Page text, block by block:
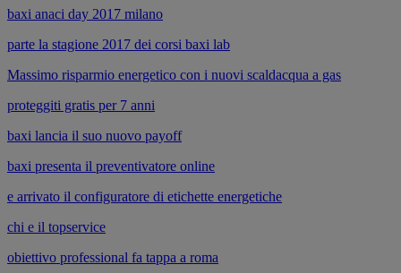
baxi anaci day 2017 milano
parte la stagione 2017 dei corsi baxi lab
Massimo risparmio energetico con i nuovi scaldacqua a gas
proteggiti gratis per 7 anni
baxi lancia il suo nuovo payoff
baxi presenta il preventivatore online
e arrivato il configuratore di etichette energetiche
chi e il topservice
obiettivo professional fa tappa a roma